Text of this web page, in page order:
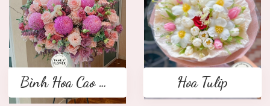
Bình Hoa Cao Cấp Hoa Tulip